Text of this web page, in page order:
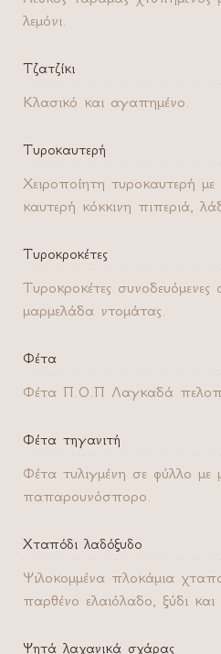
λεμόνι.
Τζατζίκι
Κλασικό και αγαπημένο.
Τυροκαυτερή
Χειροποίητη τυροκαυτερή με
καυτερή κόκκινη πιπεριά,
Τυροκροκέτες
Τυροκροκέτες
μαρμελάδα ντομάτας.
Φέτα
Φέτα Π.Ο.Π Λαγκαδά
Φέτα τηγανιτή
Φέτα τυλιγμένη σε φύλλο με
παπαρουνόσπορο.
Χταπόδι λαδόξυδο
Ψιλοκομμένα πλοκάμια
παρθένο ελαιόλαδο, ξύδι
Ψητά λαχανικά σχάρας